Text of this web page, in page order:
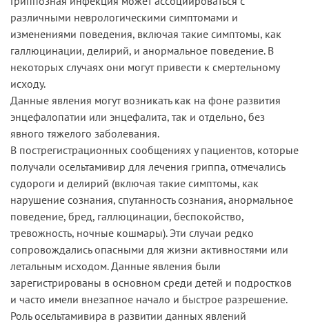
различными неврологическими симптомами и
изменениями поведения, включая такие симптомы, как
галлюцинации, делирий, и анормальное поведение. В
некоторых случаях они могут привести к смертельному
исходу.
Данные явления могут возникать как на фоне развития
энцефалопатии или энцефалита, так и отдельно, без
явного тяжелого заболевания.
В пострегистрационных сообщениях у пациентов, которые
получали осельтамивир для лечения гриппа, отмечались
судороги и делирий (включая такие симптомы, как
нарушение сознания, спутанность сознания, анормальное
поведение, бред, галлюцинации, беспокойство,
тревожность, ночные кошмары). Эти случаи редко
сопровождались опасными для жизни активностями или
летальным исходом. Данные явления были
зарегистрированы в основном среди детей и подростков
и часто имели внезапное начало и быстрое разрешение.
Роль осельтамивира в развитии данных явлений